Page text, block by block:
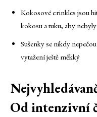
Kokosové crinkles jsou
kokosu a tuku, aby
Sušenky se nikdy
vytažení ještě měkký
Od intenzivní